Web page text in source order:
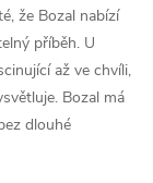
že Bozal nabízí
příběh. U
až ve chvíli,
Bozal má
dlouhé